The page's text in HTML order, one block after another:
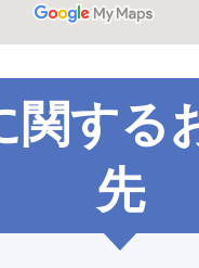
関する
先